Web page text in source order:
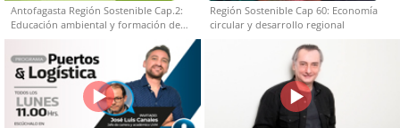
Antofagasta Región Sostenible Cap.2:
Educación ambiental y formación de
capacidades técnicas
Región Sostenible Cap 60: Economía
circular y desarrollo regional